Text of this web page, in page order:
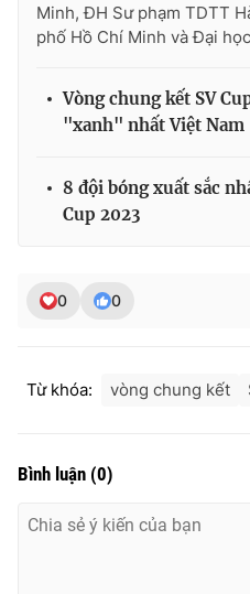
Minh, ĐH Sư phạm TDTT
phố Hồ Chí Minh và Đại
Vòng chung kết SV
"xanh" nhất Việt Nam
8 đội bóng xuất sắc
Cup 2023
0 0
Từ khóa: vòng chung kết
Bình luận (0)